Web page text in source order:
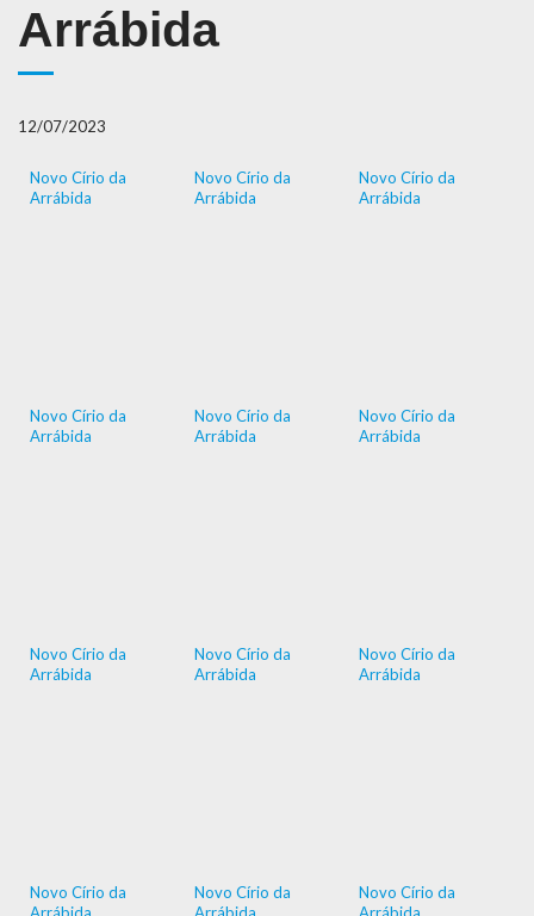
Arrábida
12/07/2023
Novo Círio da
Arrábida
Novo Círio da
Arrábida
Novo Círio da
Arrábida
Novo Círio da
Arrábida
Novo Círio da
Arrábida
Novo Círio da
Arrábida
Novo Círio da
Arrábida
Novo Círio da
Arrábida
Novo Círio da
Arrábida
Novo Círio da
Novo Círio da
Novo Círio da